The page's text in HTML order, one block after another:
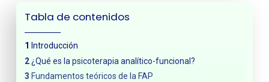
Tabla de contenidos
Introducción
¿Qué es la psicoterapia analítico-funcional?
Fundamentos teóricos de la FAP